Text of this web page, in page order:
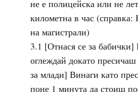
не е полицейска или не
километна в час
на магистрали)
3.1 [Отнася се за бабички]
оглеждай докато
за млади] Винаги като
поне 1 минута да стоиш